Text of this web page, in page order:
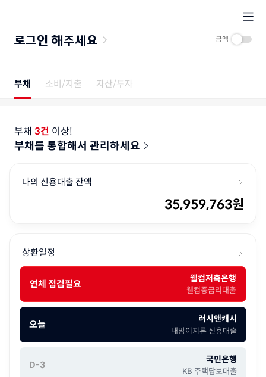
로그인 해주세요 금액
부채 소비/지출 자산/투자
부채 3건 이상!
부채를 통합해서 관리하세요
나의 신용대출 잔액
35,959,763원
상환일정
연체 점검필요 웰컴저축은행
웰컴중금리대출
오늘 러시앤캐시
내맘이지론 신용대출
D-3 국민은행
KB 주택담보대출